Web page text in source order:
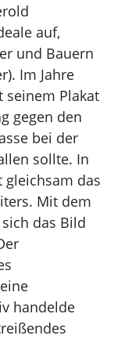
auf,
und Bauern
Im Jahre
seinem Plakat
gegen den
bei der
sollte. In
gleichsam das
Mit dem
das Bild
handelde